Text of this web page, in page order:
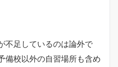
不足しているのは論外で
備校以外の自習場所も含め